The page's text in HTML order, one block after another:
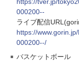
000200--
ライブ配信
https://
000200--/
バスケットボール